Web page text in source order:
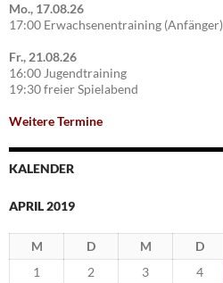
Mo., 17.08.26
17:00 Erwachsenentraining (Anfänger)
Fr., 21.08.26
16:00 Jugendtraining
19:30 freier Spielabend
Weitere Termine
KALENDER
APRIL 2019
M D M D
1
2 3 4